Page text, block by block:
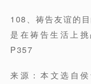
108、祷告友谊的
是在祷告生活上
P357
来源：本文选自